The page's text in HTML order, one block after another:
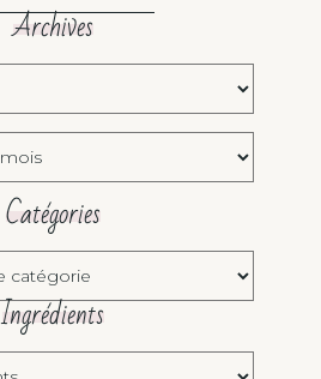
Archives
Catégories
Ingrédients